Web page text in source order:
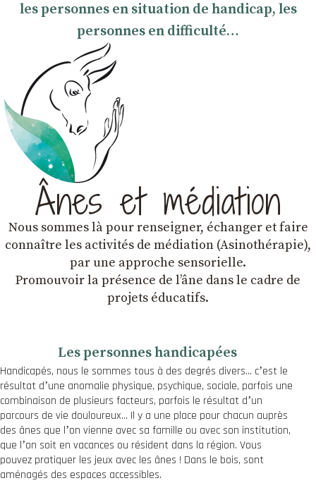
les personnes en situation de handicap, les
personnes en difficulté…
Ânes et médiation
Nous sommes là pour renseigner, échanger et faire
connaître les activités de médiation (Asinothérapie),
par une approche sensorielle.
Promouvoir la présence de lʼâne dans le cadre de
projets éducatifs.
Les personnes handicapées
Handicapés, nous le sommes tous à des degrés divers… cʼest le
résultat dʼune anomalie physique, psychique, sociale, parfois une
combinaison de plusieurs facteurs, parfois le résultat dʼun
parcours de vie douloureux… Il y a une place pour chacun auprès
des ânes que lʼon vienne avec sa famille ou avec son institution,
que lʼon soit en vacances ou résident dans la région. Vous
pouvez pratiquer les jeux avec les ânes ! Dans le bois, sont
aménagés des espaces accessibles.